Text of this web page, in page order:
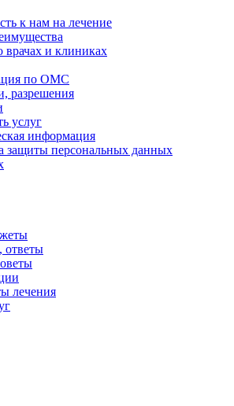
к нам на лечение
и клиниках
по ОМС
разрешения
услуг
информация
защиты персональных данных
ответы
лечения